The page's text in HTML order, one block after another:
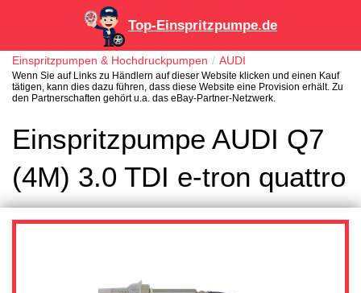
Top-Einspritzpumpe.de
Einspritzpumpen & Hochdruckpumpen AUDI
Wenn Sie auf Links zu Händlern auf dieser Website klicken und einen Kauf
tätigen, kann dies dazu führen, dass diese Website eine Provision erhält. Zu
den Partnerschaften gehört u.a. das eBay-Partner-Netzwerk.
Einspritzpumpe AUDI Q7
(4M) 3.0 TDI e-tron quattro